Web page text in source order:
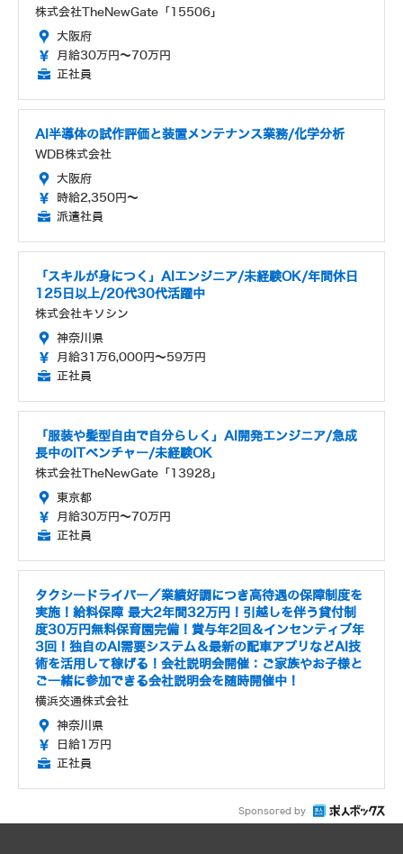
株式会社TheNewGate「15506」
大阪府
月給30万円～70万円
正社員
AI半導体の試作評価と装置メンテナンス業務/化学分析
WDB株式会社
大阪府
時給2,350円～
派遣社員
「スキルが身につく」AIエンジニア/未経験OK/年間休日
125日以上/20代30代活躍中
株式会社キソシン
神奈川県
月給31万6,000円～59万円
正社員
「服装や髪型自由で自分らしく」AI開発エンジニア/急成
長中のITベンチャー/未経験OK
株式会社TheNewGate「13928」
東京都
月給30万円～70万円
正社員
タクシードライバー／業績好調につき高待遇の保障制度を
実施！給料保障 最大2年間32万円！引越しを伴う貸付制
度30万円無料保育園完備！賞与年2回＆インセンティブ年
3回！独自のAI需要システム＆最新の配車アプリなどAI技
術を活用して稼げる！会社説明会開催：ご家族やお子様と
ご一緒に参加できる会社説明会を随時開催中！
横浜交通株式会社
神奈川県
日給1万円
正社員
Sponsored by